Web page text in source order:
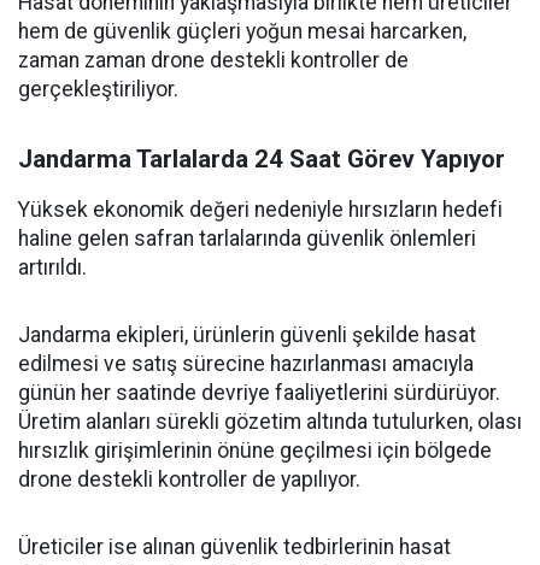
hem de güvenlik güçleri yoğun mesai harcarken,
zaman zaman drone destekli kontroller de
gerçekleştiriliyor.
Jandarma Tarlalarda 24 Saat Görev Yapıyor
Yüksek ekonomik değeri nedeniyle hırsızların hedefi
haline gelen safran tarlalarında güvenlik önlemleri
artırıldı.
Jandarma ekipleri, ürünlerin güvenli şekilde hasat
edilmesi ve satış sürecine hazırlanması amacıyla
günün her saatinde devriye faaliyetlerini sürdürüyor.
Üretim alanları sürekli gözetim altında tutulurken, olası
hırsızlık girişimlerinin önüne geçilmesi için bölgede
drone destekli kontroller de yapılıyor.
Üreticiler ise alınan güvenlik tedbirlerinin hasat